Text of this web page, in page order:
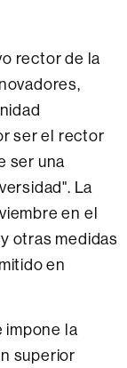
rector de la
ser el rector
ser una
La
en el
otras medidas
en
impone la
superior